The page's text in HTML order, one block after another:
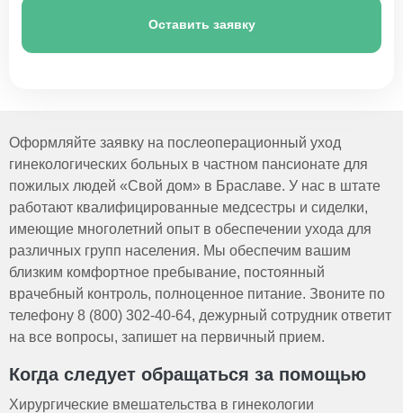
Оставить заявку
Оформляйте заявку на послеоперационный уход
гинекологических больных в частном пансионате для
пожилых людей «Свой дом» в Браславе. У нас в штате
работают квалифицированные медсестры и сиделки,
имеющие многолетний опыт в обеспечении ухода для
различных групп населения. Мы обеспечим вашим
близким комфортное пребывание, постоянный
врачебный контроль, полноценное питание. Звоните по
телефону 8 (800) 302-40-64, дежурный сотрудник ответит
на все вопросы, запишет на первичный прием.
Когда следует обращаться за помощью
Хирургические вмешательства в гинекологии